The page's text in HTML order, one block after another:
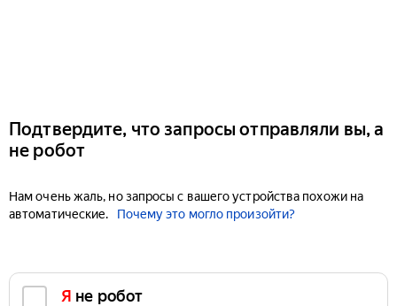
Подтвердите, что запросы отправляли вы, а
не робот
Нам очень жаль, но запросы с вашего устройства похожи на
автоматические.
Почему это могло произойти?
Я не робот